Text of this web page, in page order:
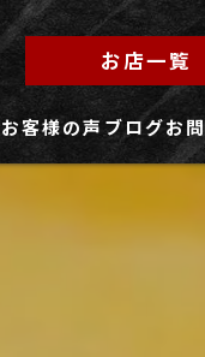
お店一覧
お客様の声 ブログお